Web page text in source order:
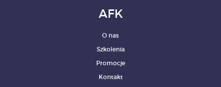
AFK
O nas
Szkolenia
Promocje
Kontakt